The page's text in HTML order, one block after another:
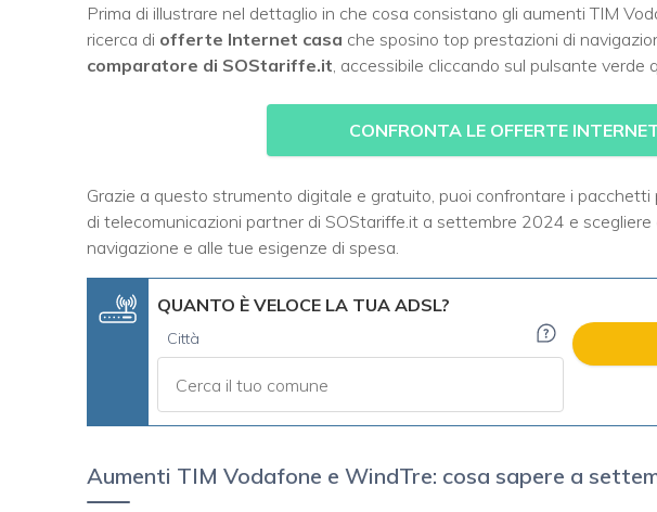
Prima di illustrare nel dettaglio in che cosa consistano gli aumenti TIM
ricerca di offerte Internet casa che sposino top prestazioni di
comparatore di SOStariffe.it, accessibile cliccando sul pulsante verde
CONFRONTA LE OFFERTE
Grazie a questo strumento digitale e gratuito, puoi confrontare i
di telecomunicazioni partner di SOStariffe.it a settembre 2024 e
navigazione e alle tue esigenze di spesa.
QUANTO È VELOCE LA TUA ADSL?
Città
Aumenti TIM Vodafone e WindTre: cosa sapere a